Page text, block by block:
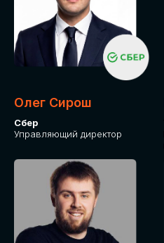
Олег Сирош
Сбер
Управляющий директор